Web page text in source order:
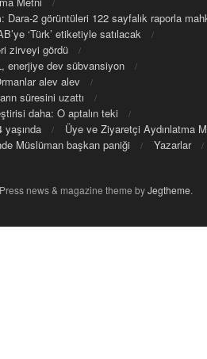
Dara-2 görüntüleri 122 sayfalık raporla
‘Türk’ etiketiyle satılacak
zirveyi gördü
enerjiye dev sübvansiyon
alev alev
süresini uzattı
daha: O aptalın teki
Üye ve Ziyaretçi Aydınlatma
Müslüman başkan paniği
Yazarlar
news & magazine theme byJegtheme.